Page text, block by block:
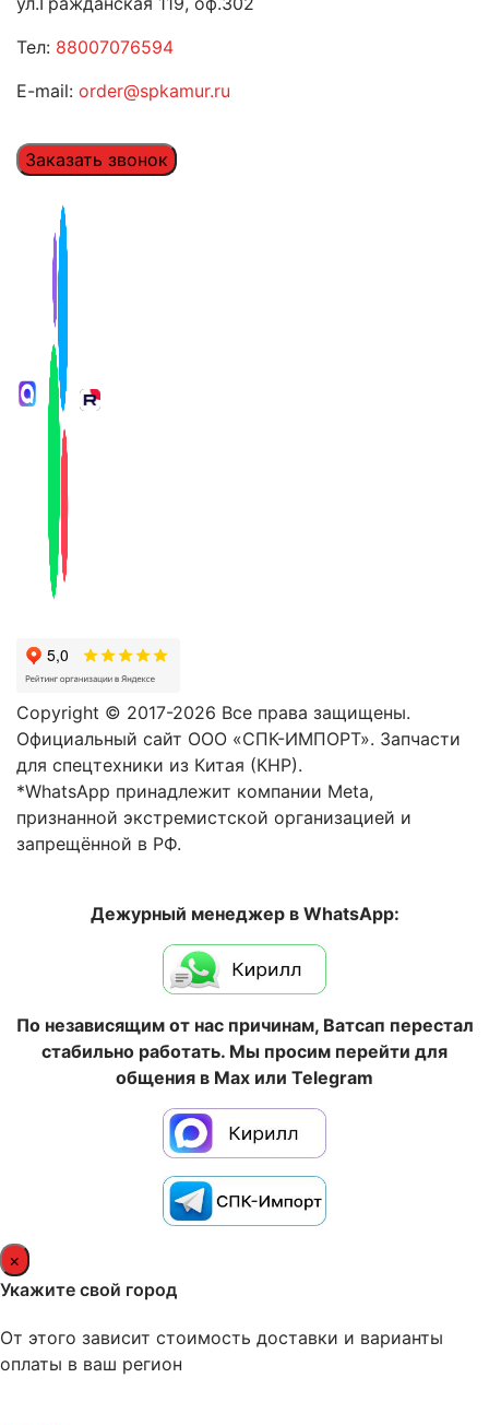
Тел: 88007076594
E-mail: order@spkamur.ru
Заказать звонок
Copyright © 2017-2026 Все права защищены.
Официальный сайт ООО «СПК-ИМПОРТ». Запчасти
для спецтехники из Китая (КНР).
*WhatsApp принадлежит компании Meta,
признанной экстремистской организацией и
запрещённой в РФ.
Дежурный менеджер в WhatsApp:
По независящим от нас причинам, Ватсап перестал
стабильно работать. Мы просим перейти для
общения в Max или Telegram
×
Укажите свой город
От этого зависит стоимость доставки и варианты
оплаты в ваш регион